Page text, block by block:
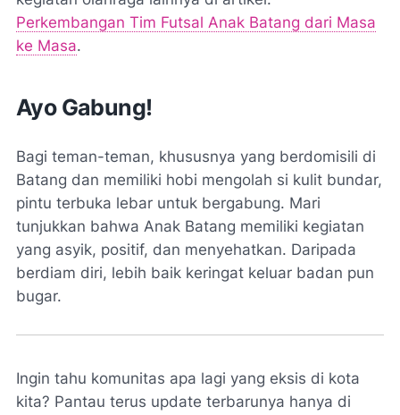
Perkembangan Tim Futsal Anak Batang dari Masa
ke Masa.
Ayo Gabung!
Bagi teman-teman, khususnya yang berdomisili di
Batang dan memiliki hobi mengolah si kulit bundar,
pintu terbuka lebar untuk bergabung. Mari
tunjukkan bahwa Anak Batang memiliki kegiatan
yang asyik, positif, dan menyehatkan. Daripada
berdiam diri, lebih baik keringat keluar badan pun
bugar.
Ingin tahu komunitas apa lagi yang eksis di kota
kita? Pantau terus update terbarunya hanya di